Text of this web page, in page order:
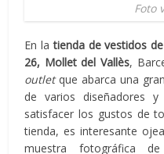
Foto
En latienda de vestidos
26, Mollet del Vallès,
outletque abarca una
de varios diseñadores y
satisfacer los gustos de
tienda, es interesante
muestra fotográfica